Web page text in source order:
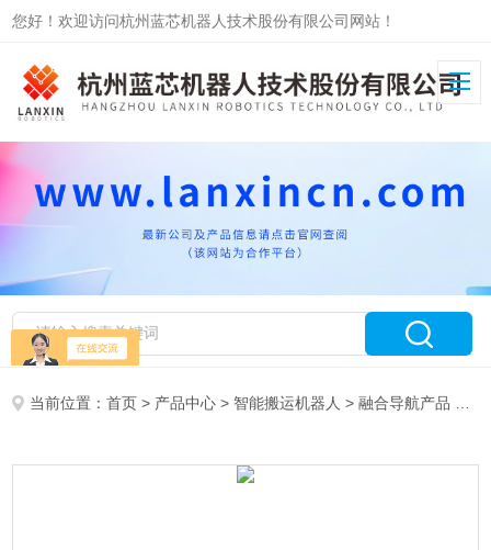
您好！欢迎访问杭州蓝芯机器人技术股份有限公司网站！
当前位置：首页 > 产品中心 > 智能搬运机器人 >融合导航产品